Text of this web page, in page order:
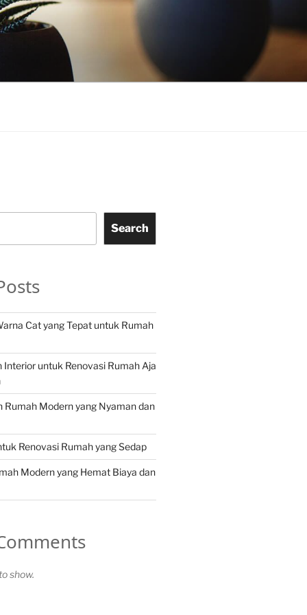
Search
Cat yang Tepat untuk Rumah
Interior untuk Renovasi Rumah Aja
Rumah Modern yang Nyaman dan
Renovasi Rumah yang Sedap
Modern yang Hemat Biaya dan
show.